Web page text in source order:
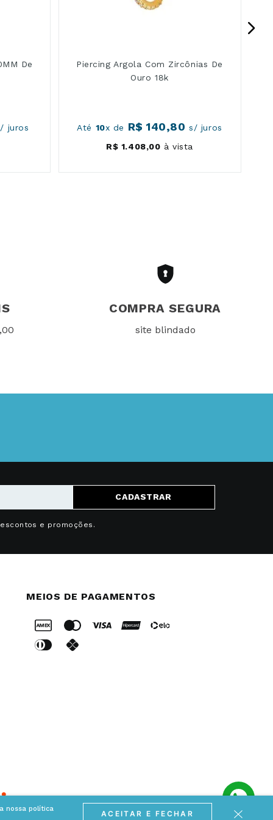
nossa política
ACEITAR E FECHAR
De
juros
Piercing Argola Com Zircônias De
Ouro 18k
Até 10x de R$ 140,80 s/ juros
R$ 1.408,00 à vista
COMPRA SEGURA
site blindado
CADASTRAR
e promoções.
MEIOS DE PAGAMENTOS